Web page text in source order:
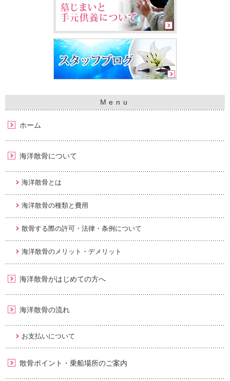
ホーム
海洋散骨について
海洋散骨とは
海洋散骨の種類と費用
散骨する際の許可・法律・条例について
海洋散骨のメリット・デメリット
海洋散骨がはじめての方へ
海洋散骨の流れ
お支払いについて
散骨ポイント・乗船場所のご案内